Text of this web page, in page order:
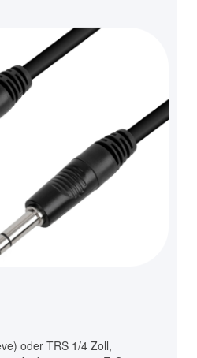
oder TRS 1/4 Zoll,